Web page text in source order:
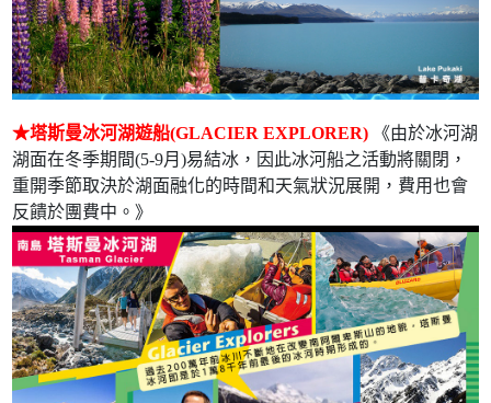
★塔斯曼冰河湖遊船(GLACIER EXPLORER) 《由於冰河湖
湖面在冬季期間(5-9月)易結冰，因此冰河船之活動將關閉，
重開季節取決於湖面融化的時間和天氣狀況展開，費用也會
反饋於團費中。》